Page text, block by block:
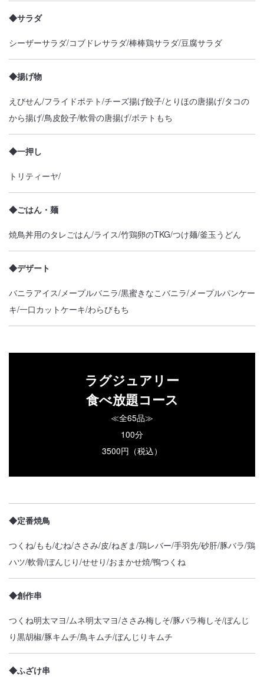
◆サラダ
シーザーサラダ/コブドレサラダ/棒棒鶏サラダ/豆腐サラダ
◆揚げ物
えびせん/フライドポテト/チーズ揚げ餃子/とりほの唐揚げ/タコの
から揚げ/鳥皮餃子/軟骨の唐揚げ/ポテトもち
◆一押し
トリティーヤ/
◆ごはん・麺
焼鳥丼用のタレごはん/ライス/竹鶏卵のTKG/つけ麺/釜玉うどん
◆デザート
バニラアイス/メープルバニラ/黒蜜きなこバニラ/メープルパンケー
キ/一口カットケーキ/わらびもち
ラグジュアリー
食べ放題コース
≪全65品≫
100分
3500円（税込）
◆定番焼鳥
つくね/もも/むね/ささみ/皮/ねぎま/鶏レバー/手羽先/砂肝/豚バラ/鶏
ハツ/軟骨/ぼんじり/せせり/おまかせ焼/鴨つくね
◆創作串
つくね明太マヨ/ムネ明太マヨ/ささみ梅しそ/豚バラ梅しそ/ぼんじ
り黒胡椒/豚キムチ/鳥キムチ/ぼんじりキムチ
◆ふざけ串